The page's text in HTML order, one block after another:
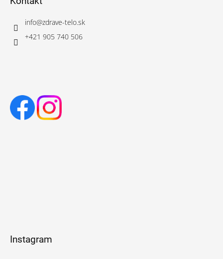
info@zdrave-telo.sk
+421 905 740 506
Instagram